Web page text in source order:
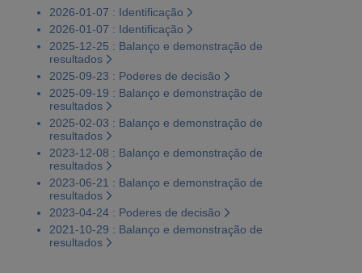
2026-01-07 : Identificação
2026-01-07 : Identificação
2025-12-25 : Balanço e demonstração de
resultados
2025-09-23 : Poderes de decisão
2025-09-19 : Balanço e demonstração de
resultados
2025-02-03 : Balanço e demonstração de
resultados
2023-12-08 : Balanço e demonstração de
resultados
2023-06-21 : Balanço e demonstração de
resultados
2023-04-24 : Poderes de decisão
2021-10-29 : Balanço e demonstração de
resultados